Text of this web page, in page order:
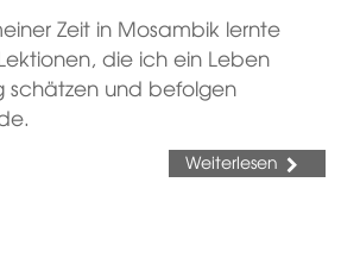
Zeit in Mosambik lernte
die ich ein Leben
schätzen und befolgen
Weiterlesen